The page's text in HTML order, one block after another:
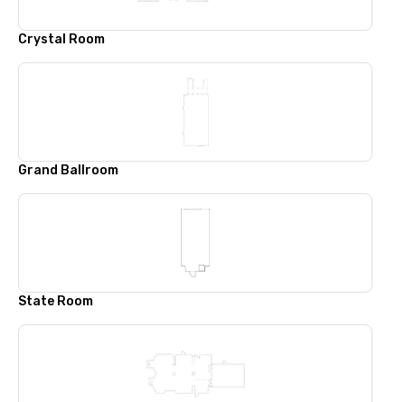
Crystal Room
Grand Ballroom
State Room